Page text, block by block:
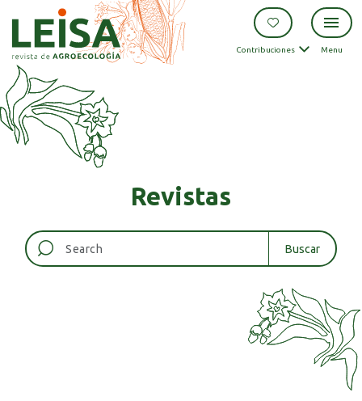
Contribuciones Menu
Revistas
Buscar